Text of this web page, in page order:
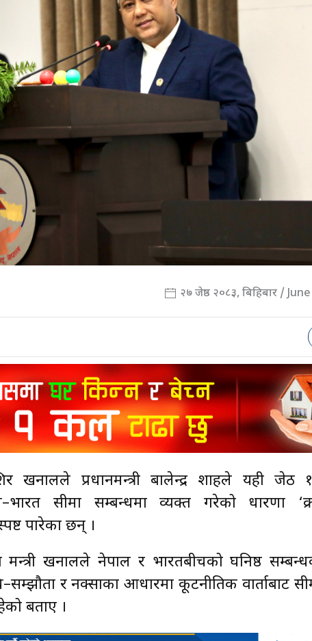
२७ जेष्ठ २०८३, बिहिबार /
खनालले प्रधानमन्त्री बालेन्द्र शाहले यही
सीमा सम्बन्धमा व्यक्त गरेको धारणा
पारेका छन् ।
मन्त्री खनालले नेपाल र भारतबीचको घनिष्ठ
र नक्साका आधारमा कूटनीतिक वार्ताबाट
बताए ।